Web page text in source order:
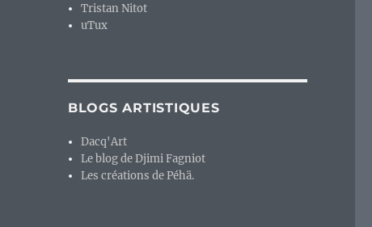
Tristan Nitot
uTux
BLOGS ARTISTIQUES
Dacq'Art
Le blog de Djimi Fagniot
Les créations de Péhä.